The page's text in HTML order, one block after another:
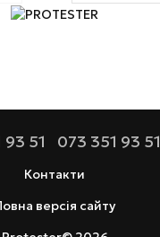
51 073 351 93 51
Контакти
версія сайту